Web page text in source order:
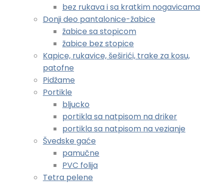
bez rukava i sa kratkim nogavicama
Donji deo pantalonice-žabice
žabice sa stopicom
žabice bez stopice
Kapice, rukavice, šeširići, trake za kosu,
patofne
Pidžame
Portikle
bljucko
portikla sa natpisom na driker
portikla sa natpisom na vezianje
Švedske gaće
pamučne
PVC folija
Tetra pelene